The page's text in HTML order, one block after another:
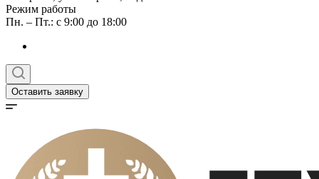
Режим работы
Пн. – Пт.: с 9:00 до 18:00
Оставить заявку